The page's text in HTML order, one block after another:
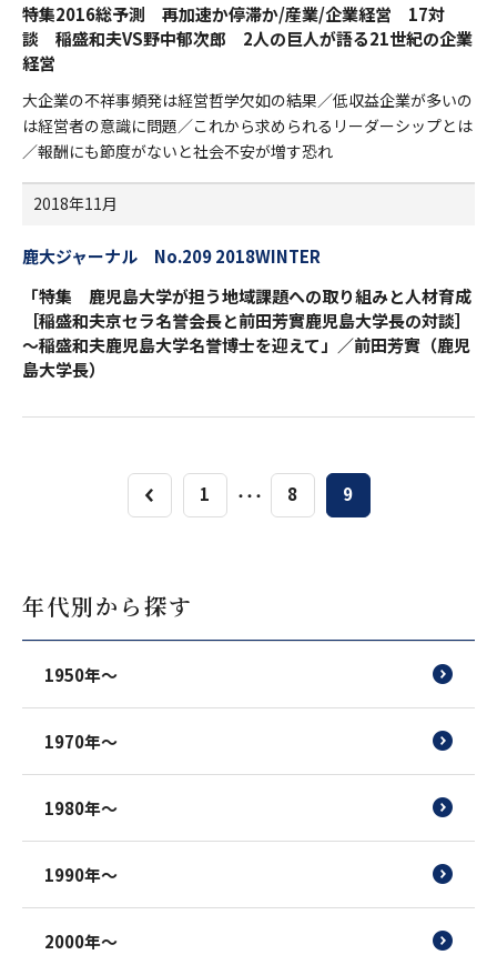
特集2016総予測 再加速か停滞か/産業/企業経営 17対
談 稲盛和夫VS野中郁次郎 2人の巨人が語る21世紀の企業
経営
大企業の不祥事頻発は経営哲学欠如の結果／低収益企業が多いの
は経営者の意識に問題／これから求められるリーダーシップとは
／報酬にも節度がないと社会不安が増す恐れ
2018年11月
鹿大ジャーナル No.209 2018WINTER
「特集 鹿児島大学が担う地域課題への取り組みと人材育成
［稲盛和夫京セラ名誉会長と前田芳實鹿児島大学長の対談］
～稲盛和夫鹿児島大学名誉博士を迎えて」／前田芳實（鹿児
島大学長）
1 ・・・ 8 9
年代別から探す
1950年～
1970年～
1980年～
1990年～
2000年～